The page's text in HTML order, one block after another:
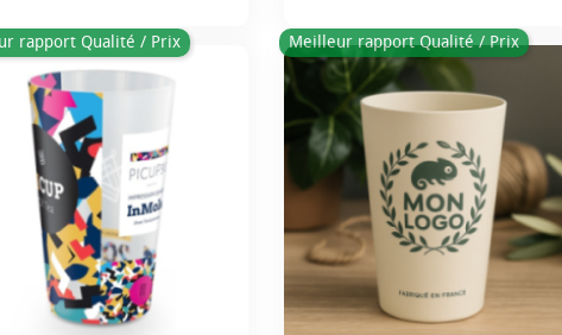
rapport Qualité / Prix Meilleur rapport Qualité / Prix